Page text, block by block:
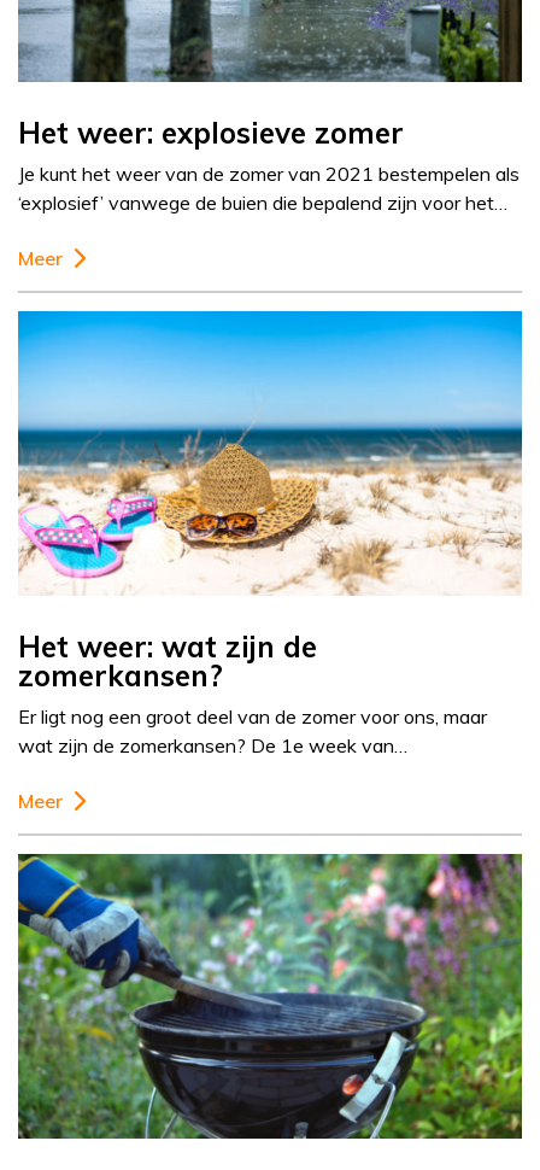
Het weer: explosieve zomer
Je kunt het weer van de zomer van 2021 bestempelen als
‘explosief’ vanwege de buien die bepalend zijn voor het…
Meer
Het weer: wat zijn de
zomerkansen?
Er ligt nog een groot deel van de zomer voor ons, maar
wat zijn de zomerkansen? De 1e week van…
Meer